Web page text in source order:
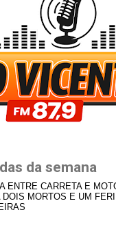
da semana
ENTRE CARRETA E
DOIS MORTOS E UM